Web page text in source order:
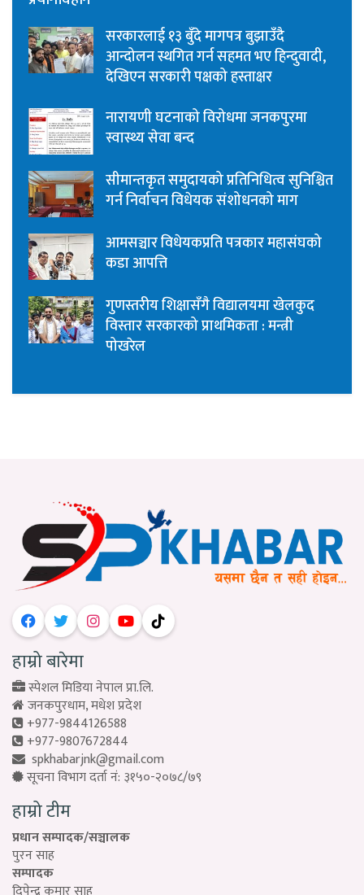
सरकारलाई १३ बुँदे मागपत्र बुझाउँदै
आन्दोलन स्थगित गर्न सहमत भए हिन्दुवादी,
देखिएन सरकारी पक्षको हस्ताक्षर
नारायणी घटनाको विरोधमा जनकपुरमा
स्वास्थ्य सेवा बन्द
सीमान्तकृत समुदायको प्रतिनिधित्व सुनिश्चित
गर्न निर्वाचन विधेयक संशोधनको माग
आमसञ्चार विधेयकप्रति पत्रकार महासंघको
कडा आपत्ति
गुणस्तरीय शिक्षासँगै विद्यालयमा खेलकुद
विस्तार सरकारको प्राथमिकता : मन्त्री
पोखरेल
हाम्रो बारेमा
स्पेशल मिडिया नेपाल प्रा.लि.
जनकपुरधाम, मधेश प्रदेश
+977-9844126588
+977-9807672844
spkhabarjnk@gmail.com
सूचना विभाग दर्ता नं: ३१५०-२०७८/७९
हाम्रो टीम
प्रधान सम्पादक/सञ्चालक
पुरन साह
सम्पादक